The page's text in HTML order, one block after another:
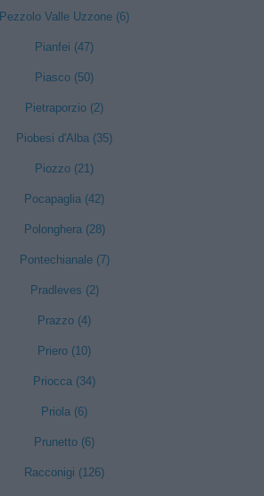
Pezzolo Valle Uzzone (6)
Pianfei (47)
Piasco (50)
Pietraporzio (2)
Piobesi d'Alba (35)
Piozzo (21)
Pocapaglia (42)
Polonghera (28)
Pontechianale (7)
Pradleves (2)
Prazzo (4)
Priero (10)
Priocca (34)
Priola (6)
Prunetto (6)
Racconigi (126)